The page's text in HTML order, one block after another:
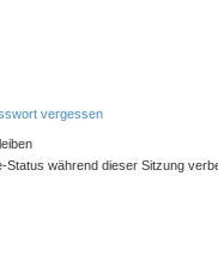
vergessen
Status während dieser Sitzung